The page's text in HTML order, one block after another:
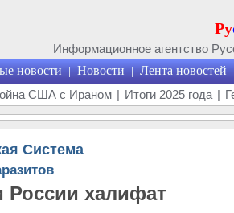
Ру
Информационное агентство
новости | Новости | Лента новостей
США с Ираном | Итоги 2025 года |
Система
России халифат